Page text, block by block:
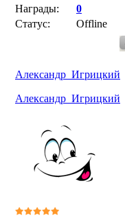
Награды:
0
Статус:
Offline
Александр_Игрицкий
Александр_Игрицкий